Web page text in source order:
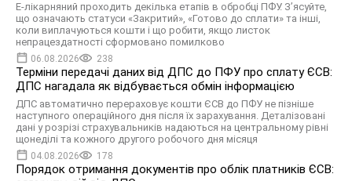
Е-лікарняний проходить декілька етапів в обробці ПФУ. З’ясуйте,
що означають статуси «Закритий», «Готово до сплати» та інші,
коли виплачуються кошти і що робити, якщо листок
непрацездатності сформовано помилково
06.08.2026 238
Терміни передачі даних від ДПС до ПФУ про сплату ЄСВ:
ДПС нагадала як відбувається обмін інформацією
ДПС автоматично перераховує кошти ЄСВ до ПФУ не пізніше
наступного операційного дня після їх зарахування. Деталізовані
дані у розрізі страхувальників надаються на центральному рівні
щонеділі та кожного другого робочого дня місяця
04.08.2026 178
Порядок отримання документів про облік платників ЄСВ: